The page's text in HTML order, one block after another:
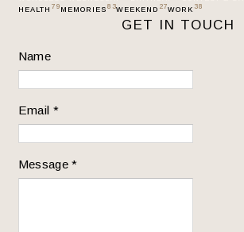
HEALTH 79 MEMORIES 83WEEKEND 27WORK 38
GET IN TOUCH
Name
Email *
Message*